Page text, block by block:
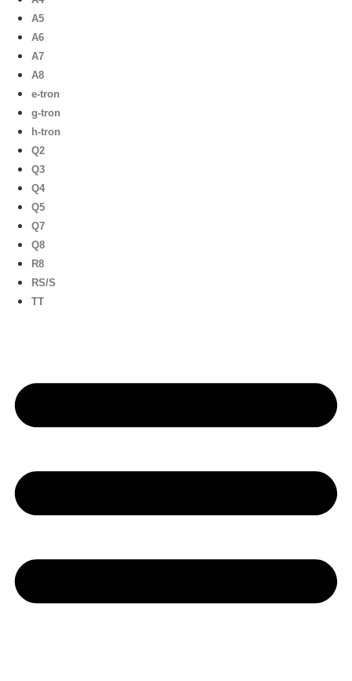
A5
A6
A7
A8
e-tron
g-tron
h-tron
Q2
Q3
Q4
Q5
Q7
Q8
R8
RS/S
TT